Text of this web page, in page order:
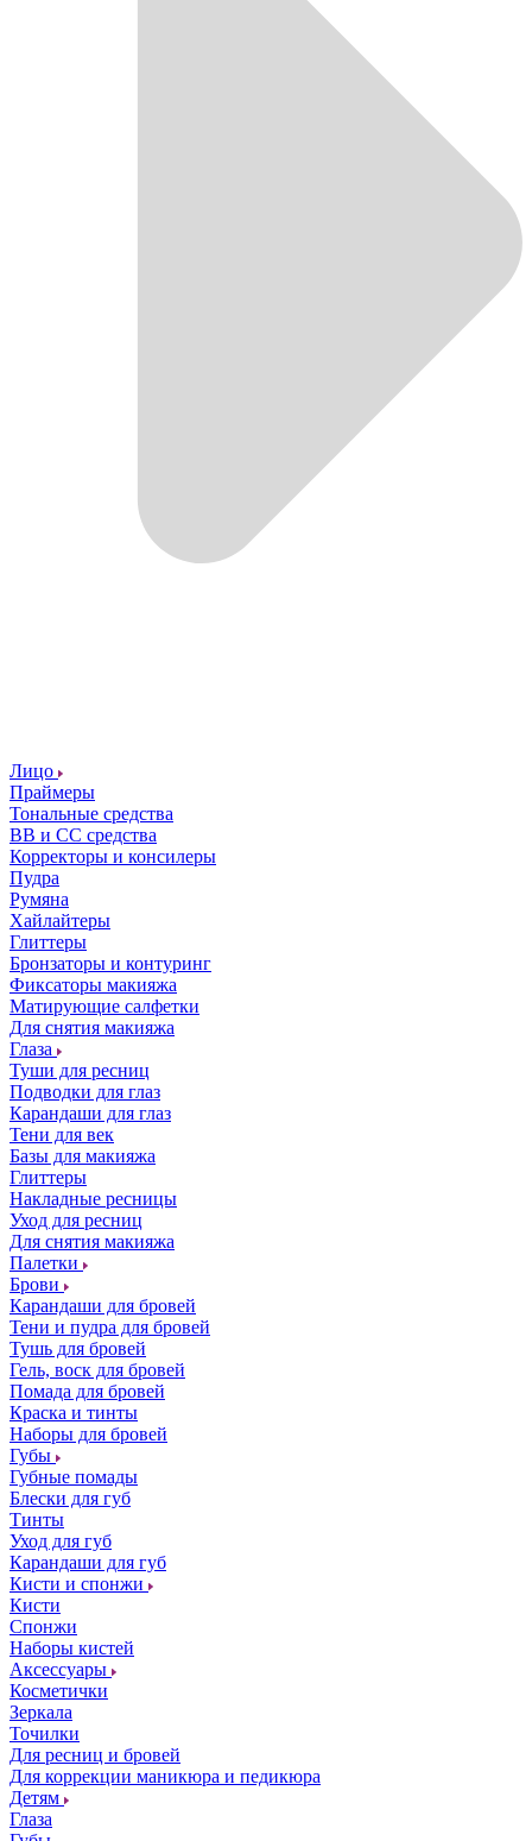
Лицо
Праймеры
Тональные средства
ВВ и СС средства
Корректоры и консилеры
Пудра
Румяна
Хайлайтеры
Глиттеры
Бронзаторы и контуринг
Фиксаторы макияжа
Матирующие салфетки
Для снятия макияжа
Глаза
Туши для ресниц
Подводки для глаз
Карандаши для глаз
Тени для век
Базы для макияжа
Глиттеры
Накладные ресницы
Уход для ресниц
Для снятия макияжа
Палетки
Брови
Карандаши для бровей
Тени и пудра для бровей
Тушь для бровей
Гель, воск для бровей
Помада для бровей
Краска и тинты
Наборы для бровей
Губы
Губные помады
Блески для губ
Тинты
Уход для губ
Карандаши для губ
Кисти и спонжи
Кисти
Спонжи
Наборы кистей
Аксессуары
Косметички
Зеркала
Точилки
Для ресниц и бровей
Для коррекции маникюра и педикюра
Детям
Глаза